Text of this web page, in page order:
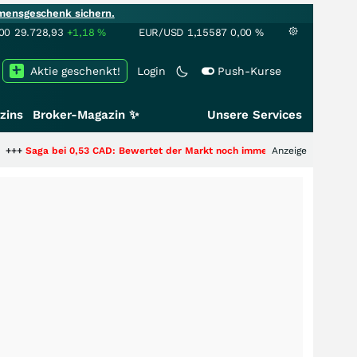
sichern.
29.728,93 +1,18% EUR/USD 1,15587 0,00 %
Login Push-Kurse
Aktie geschenkt!
Broker-Magazin ✨ Unsere Services
0,53 CAD: Bewertet der Markt noch immer nur die Hälfte der Story?
Anzeige